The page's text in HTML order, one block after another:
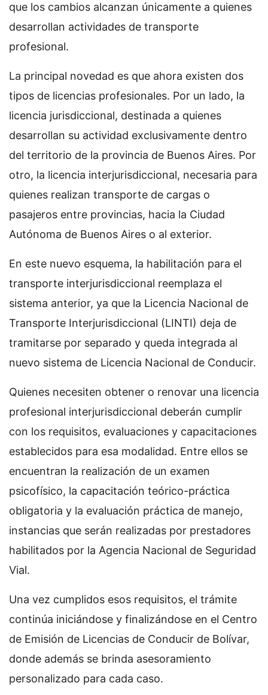
que los cambios alcanzan únicamente a quienes
desarrollan actividades de transporte
profesional.
La principal novedad es que ahora existen dos
tipos de licencias profesionales. Por un lado, la
licencia jurisdiccional, destinada a quienes
desarrollan su actividad exclusivamente dentro
del territorio de la provincia de Buenos Aires. Por
otro, la licencia interjurisdiccional, necesaria para
quienes realizan transporte de cargas o
pasajeros entre provincias, hacia la Ciudad
Autónoma de Buenos Aires o al exterior.
En este nuevo esquema, la habilitación para el
transporte interjurisdiccional reemplaza el
sistema anterior, ya que la Licencia Nacional de
Transporte Interjurisdiccional (LINTI) deja de
tramitarse por separado y queda integrada al
nuevo sistema de Licencia Nacional de Conducir.
Quienes necesiten obtener o renovar una licencia
profesional interjurisdiccional deberán cumplir
con los requisitos, evaluaciones y capacitaciones
establecidos para esa modalidad. Entre ellos se
encuentran la realización de un examen
psicofísico, la capacitación teórico-práctica
obligatoria y la evaluación práctica de manejo,
instancias que serán realizadas por prestadores
habilitados por la Agencia Nacional de Seguridad
Vial.
Una vez cumplidos esos requisitos, el trámite
continúa iniciándose y finalizándose en el Centro
de Emisión de Licencias de Conducir de Bolívar,
donde además se brinda asesoramiento
personalizado para cada caso.